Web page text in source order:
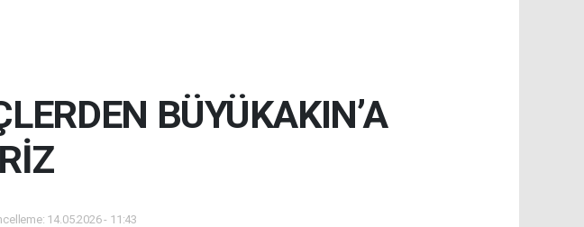
BÜYÜKAKIN’A
14.05.2026 - 11:43